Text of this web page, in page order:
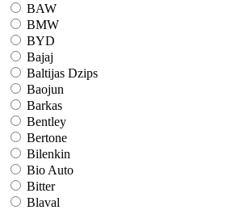
BAW
BMW
BYD
Bajaj
Baltijas Dzips
Baojun
Barkas
Bentley
Bertone
Bilenkin
Bio Auto
Bitter
Blaval